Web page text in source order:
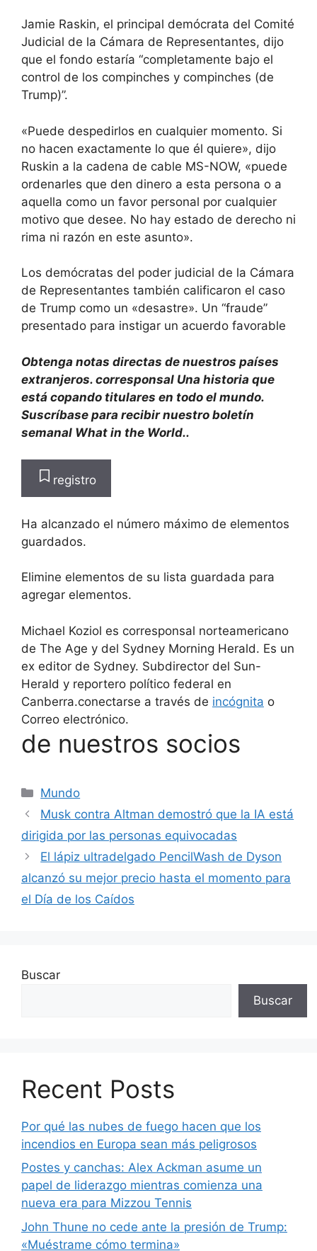
Jamie Raskin, el principal demócrata del Comité
Judicial de la Cámara de Representantes, dijo
que el fondo estaría “completamente bajo el
control de los compinches y compinches (de
Trump)”.
«Puede despedirlos en cualquier momento. Si
no hacen exactamente lo que él quiere», dijo
Ruskin a la cadena de cable MS-NOW, «puede
ordenarles que den dinero a esta persona o a
aquella como un favor personal por cualquier
motivo que desee. No hay estado de derecho ni
rima ni razón en este asunto».
Los demócratas del poder judicial de la Cámara
de Representantes también calificaron el caso
de Trump como un «desastre». Un “fraude”
presentado para instigar un acuerdo favorable
Obtenga notas directas de nuestros países
extranjeros. corresponsal Una historia que
está copando titulares en todo el mundo.
Suscríbase para recibir nuestro boletín
semanal What in the World..
registro
Ha alcanzado el número máximo de elementos
guardados.
Elimine elementos de su lista guardada para
agregar elementos.
Michael Koziol es corresponsal norteamericano
de The Age y del Sydney Morning Herald. Es un
ex editor de Sydney. Subdirector del Sun-
Herald y reportero político federal en
Canberra.conectarse a través de incógnita o
Correo electrónico.
de nuestros socios
Categorías
Mundo
Musk contra Altman demostró que la IA está
dirigida por las personas equivocadas
El lápiz ultradelgado PencilWash de Dyson
alcanzó su mejor precio hasta el momento para
el Día de los Caídos
Buscar
Buscar
Recent Posts
Por qué las nubes de fuego hacen que los
incendios en Europa sean más peligrosos
Postes y canchas: Alex Ackman asume un
papel de liderazgo mientras comienza una
nueva era para Mizzou Tennis
John Thune no cede ante la presión de Trump:
«Muéstrame cómo termina»